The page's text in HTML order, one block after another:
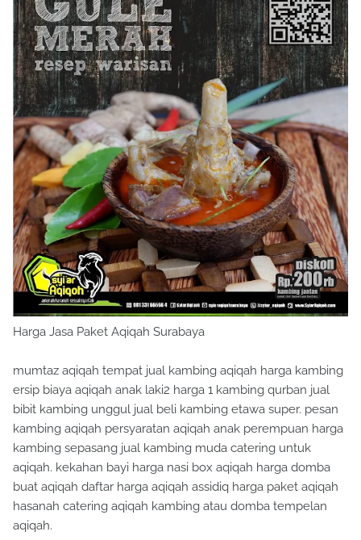
Harga Jasa Paket Aqiqah Surabaya
mumtaz aqiqah tempat jual kambing aqiqah harga kambing
ersip biaya aqiqah anak laki2 harga 1 kambing qurban jual
bibit kambing unggul jual beli kambing etawa super. pesan
kambing aqiqah persyaratan aqiqah anak perempuan harga
kambing sepasang jual kambing muda catering untuk
aqiqah. kekahan bayi harga nasi box aqiqah harga domba
buat aqiqah daftar harga aqiqah assidiq harga paket aqiqah
hasanah catering aqiqah kambing atau domba tempelan
aqiqah.